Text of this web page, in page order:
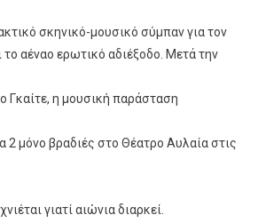
σκηνικό-μουσικό σύμπαν για τον
αέναο ερωτικό αδιέξοδο. Μετά την
Γκαίτε, η μουσική παράσταση
2 μόνο βραδιές στο Θέατρο Αυλαία στις
γιατί αιώνια διαρκεί.